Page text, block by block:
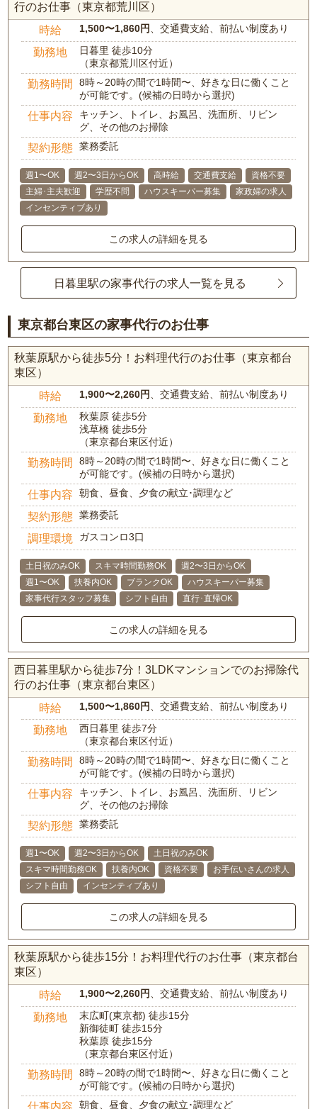
行のお仕事（東京都荒川区）
時給 1,500〜1,860円、交通費支給、前払い制度あり
勤務地
日暮里 徒歩10分
（東京都荒川区付近）
勤務時間
8時～20時の間で1時間〜、好きな日に働くこと
が可能です。(候補の日時から選択)
仕事内容
キッチン、トイレ、お風呂、洗面所、リビン
グ、その他のお掃除
契約形態 業務委託
週1〜OK 週2〜3日からOK 高時給 交通費支給
資格不要
主婦･主夫歓迎
学歴不問 ハウスキーパー募集
家政婦の求人
インセンティブあり
この求人の詳細を見る
日暮里駅の家事代行の求人一覧を見る
東京都台東区の家事代行のお仕事
秋葉原駅から徒歩5分！お料理代行のお仕事（東京都台
東区）
時給 1,900〜2,260円 、交通費支給、前払い制度あり
勤務地
秋葉原 徒歩5分
浅草橋 徒歩5分
（東京都台東区付近）
勤務時間
8時～20時の間で1時間〜、好きな日に働くこと
が可能です。(候補の日時から選択)
仕事内容 朝食、昼食、夕食の献立･調理など
契約形態 業務委託
調理環境 ガスコンロ3口
土日祝のみOK スキマ時間勤務OK
週2〜3日からOK
週1〜OK
扶養内OK ブランクOK
ハウスキーパー募集
家事代行スタッフ募集
シフト自由 直行･直帰OK
この求人の詳細を見る
西日暮里駅から徒歩7分！3LDKマンションでのお掃除代
行のお仕事（東京都台東区）
時給 1,500〜1,860円 、交通費支給、前払い制度あり
勤務地
西日暮里 徒歩7分
（東京都台東区付近）
勤務時間
8時～20時の間で1時間〜、好きな日に働くこと
が可能です。(候補の日時から選択)
仕事内容
キッチン、トイレ、お風呂、洗面所、リビン
グ、その他のお掃除
契約形態 業務委託
週1〜OK 週2〜3日からOK
土日祝のみOK
スキマ時間勤務OK
扶養内OK 資格不要
お手伝いさんの求人
シフト自由
インセンティブあり
この求人の詳細を見る
秋葉原駅から徒歩15分！お料理代行のお仕事（東京都台
東区）
時給 1,900〜2,260円 、交通費支給、前払い制度あり
勤務地
末広町(東京都) 徒歩15分
新御徒町 徒歩15分
秋葉原 徒歩15分
（東京都台東区付近）
勤務時間
8時～20時の間で1時間〜、好きな日に働くこと
が可能です。(候補の日時から選択)
仕事内容 朝食、昼食、夕食の献立･調理など